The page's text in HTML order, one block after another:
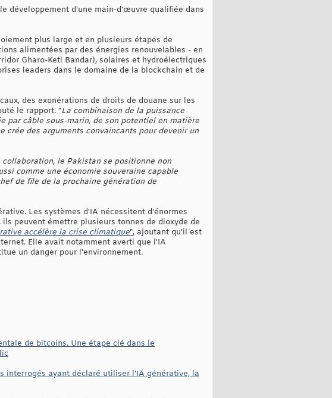
développement d'une main-d'œuvre qualifiée dans
plus large et en plusieurs étapes de
alimentées par des énergies renouvelables - en
Gharo-Keti Bandar), solaires et hydroélectriques
leaders dans le domaine de la blockchain et de
des exonérations de droits de douane sur les
le rapport. "La combinaison de la puissance
par câble sous-marin, de son potentiel en matière
crée des arguments convaincants pour devenir un
le Pakistan se positionne non
comme une économie souveraine capable
de file de la prochaine génération de
Les systèmes d'IA nécessitent d'énormes
peuvent émettre plusieurs tonnes de dioxyde de
accélère la crise climatique", ajoutant qu'il est
Elle avait notamment averti que l'IA
un danger pour l'environnement.
de bitcoins. Une étape clé dans le
interrogés ayant déclaré utiliser l'IA générative, la